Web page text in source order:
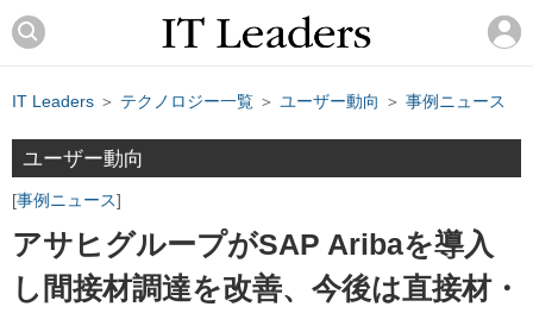
IT Leaders ＞ テクノロジー一覧 ＞ ユーザー動向 ＞ 事例ニュース
ユーザー動向
事例ニュース
アサヒグループがSAP Aribaを導入
し間接材調達を改善、今後は直接材・